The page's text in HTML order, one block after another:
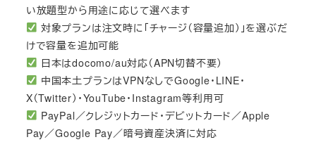
い放題型から用途に応じて選べます
対象プランは注文時に「チャージ（容量追加）」を選ぶだ
けで容量を追加可能
日本はdocomo/au対応（APN切替不要）
中国本土プランはVPNなしでGoogle・LINE・
X（Twitter）・YouTube・Instagram等利用可
PayPal／クレジットカード・デビットカード／Apple
Pay／Google Pay／暗号資産決済に対応